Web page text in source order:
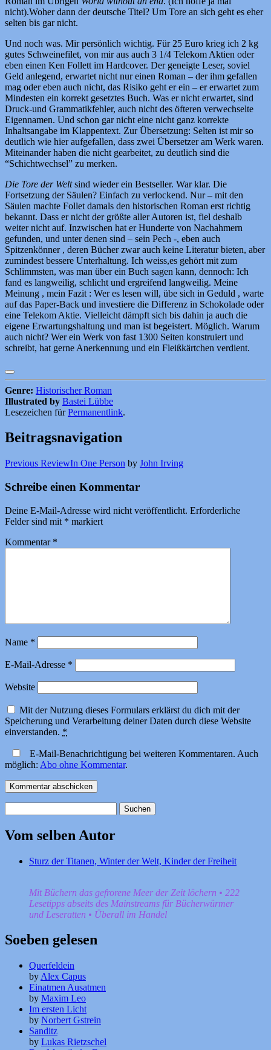
nicht).Woher dann der deutsche Titel? Um Tore an sich geht es eher
selten bis gar nicht.
Und noch was. Mir persönlich wichtig. Für 25 Euro krieg ich 2 kg
gutes Schweinefilet, von mir aus auch 3 1/4 Telekom Aktien oder
eben einen Ken Follett im Hardcover. Der geneigte Leser, soviel
Geld anlegend, erwartet nicht nur einen Roman – der ihm gefallen
mag oder eben auch nicht, das Risiko geht er ein – er erwartet zum
Mindesten ein korrekt gesetztes Buch. Was er nicht erwartet, sind
Druck-und Grammatikfehler, auch nicht des öfteren verwechselte
Eigennamen. Und schon gar nicht eine nicht ganz korrekte
Inhaltsangabe im Klappentext. Zur Übersetzung: Selten ist mir so
deutlich wie hier aufgefallen, dass zwei Übersetzer am Werk waren.
Miteinander haben die nicht gearbeitet, zu deutlich sind die
“Schichtwechsel” zu merken.
Die Tore der Weltsind wieder ein Bestseller. War klar. Die
Fortsetzung der Säulen? Einfach zu verlockend. Nur – mit den
Säulen machte Follet damals den historischen Roman erst richtig
bekannt. Dass er nicht der größte aller Autoren ist, fiel deshalb
weiter nicht auf. Inzwischen hat er Hunderte von Nachahmern
gefunden, und unter denen sind – sein Pech -, eben auch
Spitzenkönner , deren Bücher zwar auch keine Literatur bieten, aber
zumindest bessere Unterhaltung. Ich weiss,es gehört mit zum
Schlimmsten, was man über ein Buch sagen kann, dennoch: Ich
fand es langweilig, schlicht und ergreifend langweilig. Meine
Meinung , mein Fazit : Wer es lesen will, übe sich in Geduld , warte
auf das Paper-Back und investiere die Differenz in Schokolade oder
eine Telekom Aktie. Vielleicht dämpft sich bis dahin ja auch die
eigene Erwartungshaltung und man ist begeistert. Möglich. Warum
auch nicht? Wer ein Werk von fast 1300 Seiten konstruiert und
schreibt, hat gerne Anerkennung und ein Fleißkärtchen verdient.
Genre: Historischer Roman
Illustrated by Bastei Lübbe
Lesezeichen fürPermanentlink.
Beitragsnavigation
Previous ReviewIn One Person by John Irving
Schreibe einen Kommentar
Deine E-Mail-Adresse wird nicht veröffentlicht. Erforderliche
Felder sind mit * markiert
Kommentar *
Name *
E-Mail-Adresse *
Website
Mit der Nutzung dieses Formulars erklärst du dich mit der
Speicherung und Verarbeitung deiner Daten durch diese Website
einverstanden. *
E-Mail-Benachrichtigung bei weiteren Kommentaren. Auch
möglich: Abo ohne Kommentar.
nach:
Vom selben Autor
Sturz der Titanen, Winter der Welt, Kinder der Freiheit
Mit Büchern das gefrorene Meer der Zeit löchern • 222
Lesetipps abseits des Mainstreams für Bücherwürmer
und Leseratten • Überall im Handel
Soeben gelesen
Querfeldein
by Alex Capus
Einatmen Ausatmen
by Maxim Leo
Im ersten Licht
by Norbert Gstrein
Sanditz
by Lukas Rietzschel